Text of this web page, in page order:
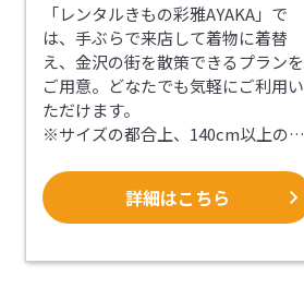
「レンタルきもの彩雅AYAKA」で
は、手ぶらで来店して着物に着替
え、金沢の街を散策できるプランを
ご用意。どなたでも気軽にご利用い
ただけます。
※サイズの都合上、140cm以上の方
【だれでも美しい着物姿に】
好みの着物を選び、プロが着付けを
詳細はこちら